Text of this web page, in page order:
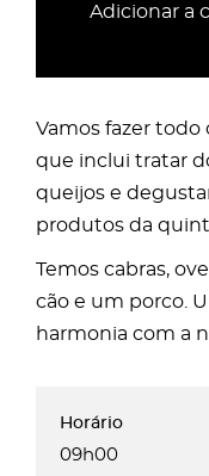
Adicionar a
Outlook Online
Yahoo!
Vamos fazer todo
que inclui tratar
queijos e
produtos da
Temos cabras,
cão e um porco.
harmonia com a
09h00